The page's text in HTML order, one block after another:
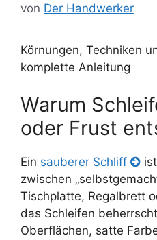
von Der Handwerker
Körnungen, Techniken
komplette Anleitung
Warum
oder Frust
Ein sauberer Schliff
zwischen
Tischplatte, Regalbrett
das Schleifen
Oberflächen, satte